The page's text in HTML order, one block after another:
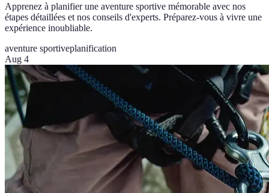
Apprenez à planifier une aventure sportive mémorable avec nos
étapes détaillées et nos conseils d'experts. Préparez-vous à vivre une
expérience inoubliable.
aventure sportiveplanification
Aug 4